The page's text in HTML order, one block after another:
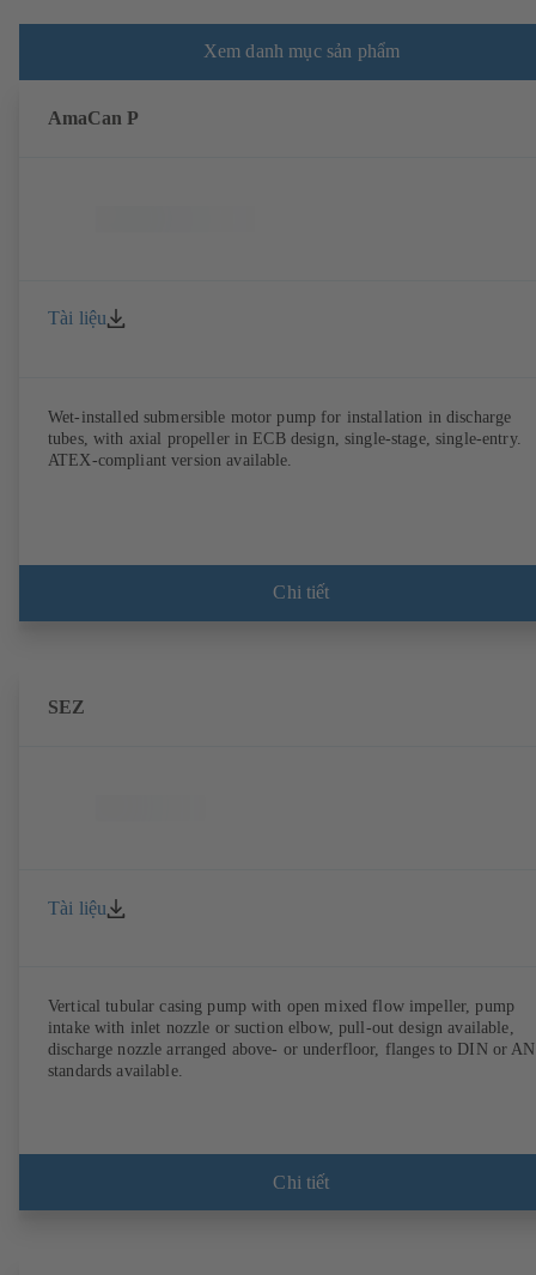
Xem danh mục sản phẩm
AmaCan P
Tài liệu
Wet-installed submersible motor pump for installation in discharge
tubes, with axial propeller in ECB design, single-stage, single-entry.
ATEX-compliant version available.
Chi tiết
SEZ
Tài liệu
Vertical tubular casing pump with open mixed flow impeller, pump
intake with inlet nozzle or suction elbow, pull-out design available,
discharge nozzle arranged above- or underfloor, flanges to DIN or
standards available.
Chi tiết